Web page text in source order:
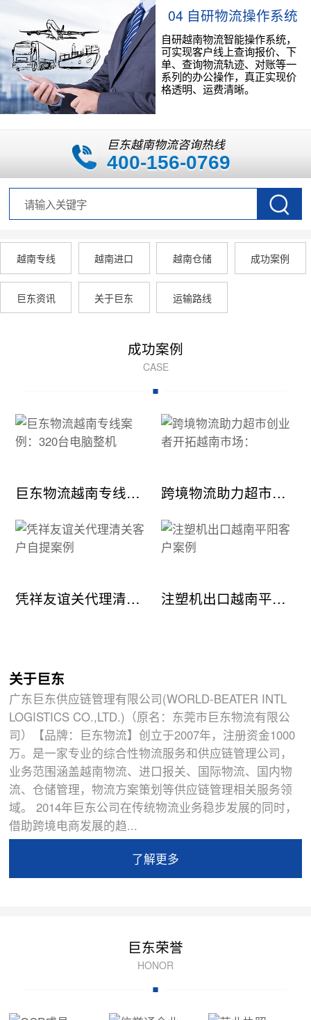
04 自研物流操作系统
自研越南物流智能操作系统，
可实现客户线上查询报价、下
单、查询物流轨迹、对账等一
系列的办公操作，真正实现价
格透明、运费清晰。
巨东越南物流咨询热线
400-156-0769
越南专线 越南进口 越南仓储 成功案例
巨东资讯 关于巨东 运输路线
成功案例
CASE
巨东物流越南专线案例：320台电脑整机 跨境物流助力超市创业者开拓越南市场：
凭祥友谊关代理清关客户自提案例 注塑机出口越南平阳客户案例
关于巨东
广东巨东供应链管理有限公司(WORLD-BEATER INTL
LOGISTICS CO.,LTD.)（原名：东莞市巨东物流有限公
司）【品牌：巨东物流】创立于2007年，注册资金1000
万。是一家专业的综合性物流服务和供应链管理公司，
业务范围涵盖越南物流、进口报关、国际物流、国内物
流、仓储管理，物流方案策划等供应链管理相关服务领
域。 2014年巨东公司在传统物流业务稳步发展的同时，
借助跨境电商发展的趋...
了解更多
巨东荣誉
HONOR